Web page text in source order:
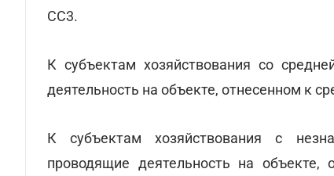
СС3.
К субъектам хозяйствования со
деятельность на объекте, отнесенном к
К субъектам хозяйствования с
проводящие деятельность на объекте,